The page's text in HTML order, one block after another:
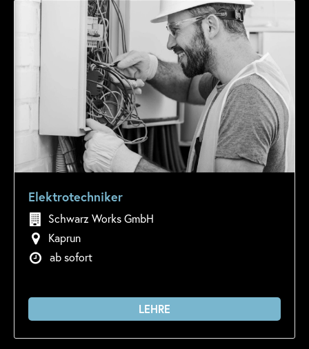
Elektrotechniker
Schwarz Works GmbH
Kaprun
ab sofort
LEHRE